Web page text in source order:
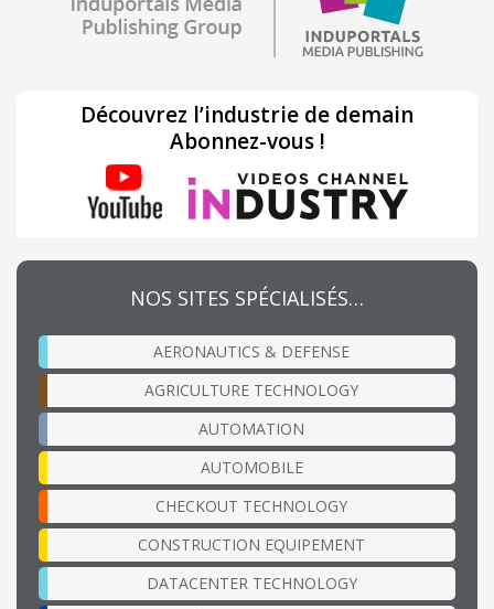
Découvrez l’industrie de demain
Abonnez-vous !
NOS SITES SPÉCIALISÉS…
AERONAUTICS & DEFENSE
AGRICULTURE TECHNOLOGY
AUTOMATION
AUTOMOBILE
CHECKOUT TECHNOLOGY
CONSTRUCTION EQUIPEMENT
DATACENTER TECHNOLOGY